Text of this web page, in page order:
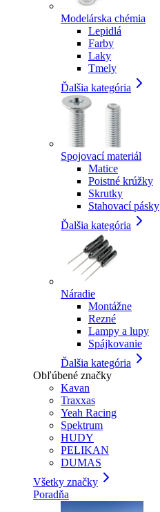
Modelárska chémia
Lepidlá
Farby
Laky
Tmely
Ďalšia kategória
Spojovací materiál
Matice
Poistné krúžky
Skrutky
Stahovací pásky
Ďalšia kategória
Náradie
Montážne
Rezné
Lampy a lupy
Spájkovanie
Ďalšia kategória
Obľúbené značky
Kavan
Traxxas
Yeah Racing
Spektrum
HUDY
PELIKAN
DUMAS
Všetky značky
Poradňa